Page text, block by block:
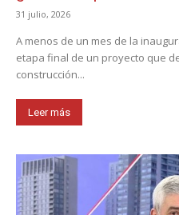
31 julio, 2026
A menos de un mes de la
etapa final de un proyecto que
construcción...
Leer más